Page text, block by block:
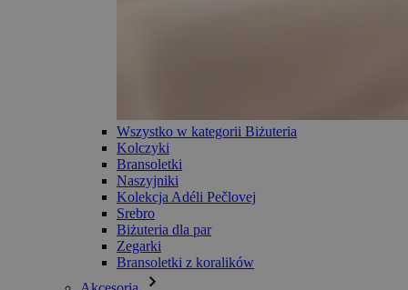
Wszystko w kategorii Biżuteria
Kolczyki
Bransoletki
Naszyjniki
Kolekcja Adéli Pečlovej
Srebro
Biżuteria dla par
Zegarki
Bransoletki z koralików